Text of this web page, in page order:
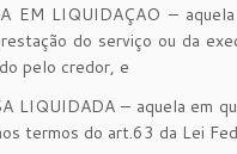
EM LIQUIDAÇAO –
do serviço ou da
pelo credor, e
LIQUIDADA – aquela em
termos do art.63 da Lei